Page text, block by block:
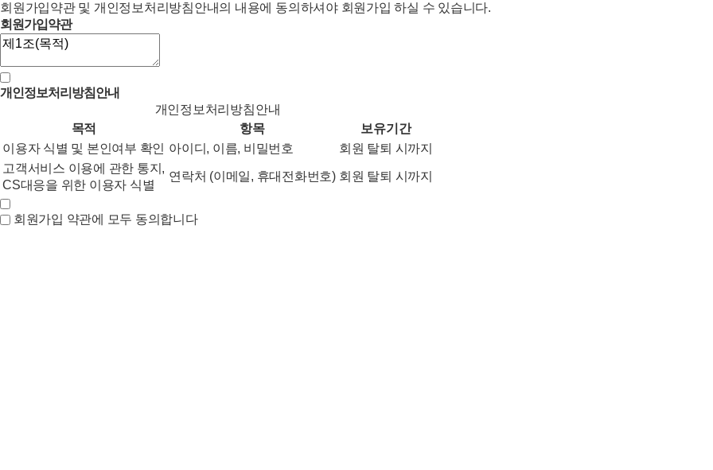
회원가입약관 및 개인정보처리방침안내의 내용에 동의하셔야 회원가입 하실 수 있습니다.
회원가입약관
개인정보처리방침안내
개인정보처리방침안내
목적
항목
보유기간
이용자 식별 및 본인여부 확인 아이디, 이름, 비밀번호
회원 탈퇴 시까지
고객서비스 이용에 관한 통지,
CS대응을 위한 이용자 식별
연락처 (이메일, 휴대전화번호) 회원 탈퇴 시까지
회원가입 약관에 모두 동의합니다